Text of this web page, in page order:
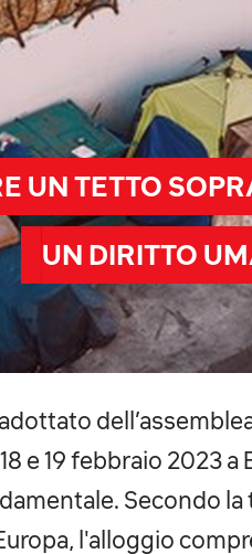
UN TETTO
UN DIRITTO
e 19 febbraio 2023 a
Secondo la
l'alloggio